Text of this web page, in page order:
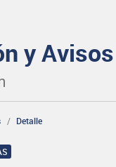
y
Detalle